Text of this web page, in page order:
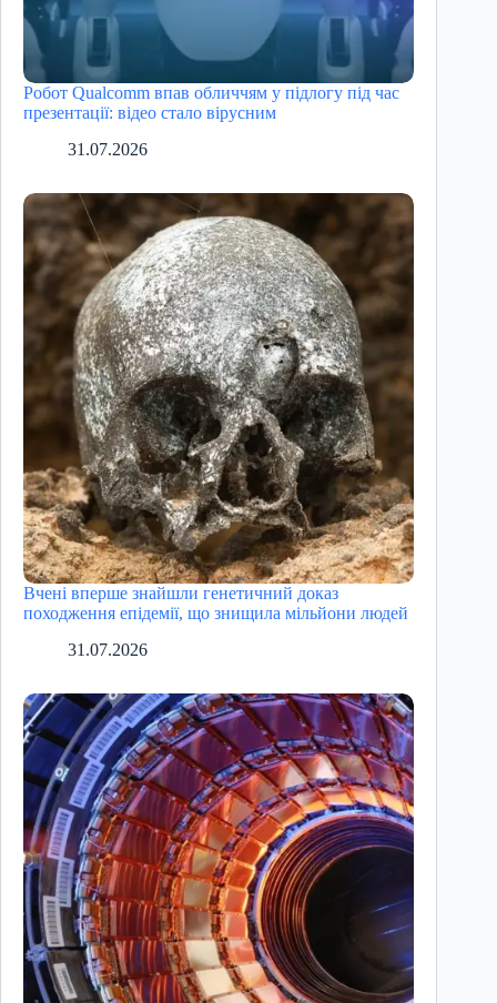
Робот Qualcomm впав обличчям у підлогу під час
презентації: відео стало вірусним
31.07.2026
Вчені вперше знайшли генетичний доказ
походження епідемії, що знищила мільйони людей
31.07.2026